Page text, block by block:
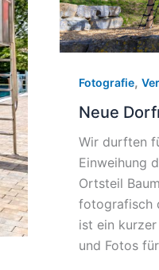
Fotografie,
Neue
Wir durften
Einweihung
Ortsteil
fotografisch
ist ein
und Fotos